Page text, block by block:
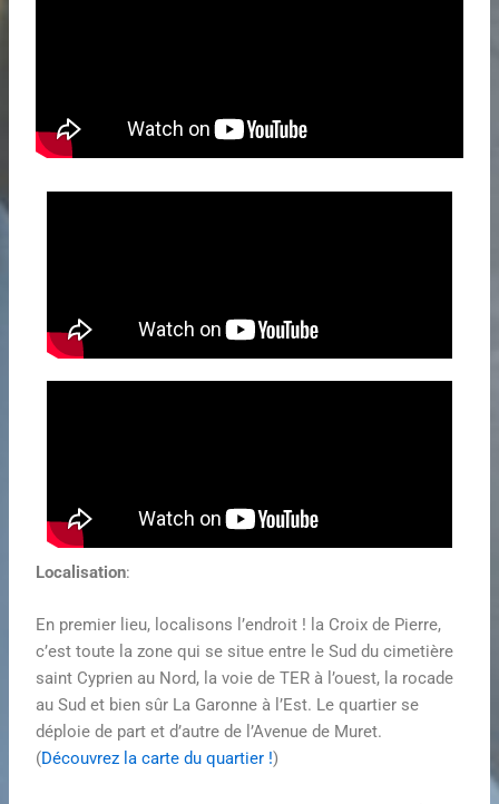
Localisation:
En premier lieu, localisons l’endroit ! la Croix de Pierre,
c’est toute la zone qui se situe entre le Sud du cimetière
saint Cyprien au Nord, la voie de TER à l’ouest, la rocade
au Sud et bien sûr La Garonne à l’Est. Le quartier se
déploie de part et d’autre de l’Avenue de Muret.
(Découvrez la carte du quartier !)